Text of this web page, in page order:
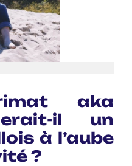
aka
il un
à l’aube
?